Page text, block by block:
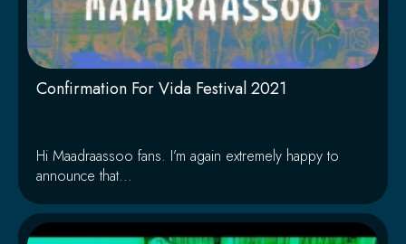
Confirmation For Vida Festival 2021
Hi Maadraassoo fans. I’m again extremely happy to
announce that...